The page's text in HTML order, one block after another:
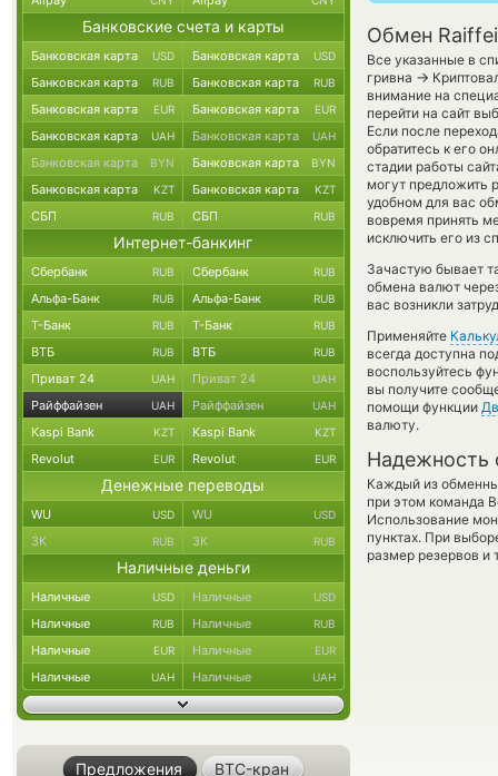
Обмен
Все указанные в
гривна →
внимание на
перейти на сайт
Если после
обратитесь к его
стадии работы
могут предложить
удобном для вас
вовремя принять
исключить его из
Зачастую бывает
обмена валют
вас возникли
Применяйте
всегда доступна
воспользуйтесь
вы получите
помощи функции
валюту.
Надежность
Каждый из
при этом команда
Использование
пунктах. При
размер резервов и
Банковские счета и карты
Банковская карта USD Банковская карта USD
Банковская карта RUB Банковская карта RUB
Банковская карта EUR Банковская карта EUR
Банковская карта UAH Банковская карта UAH
Банковская карта BYN Банковская карта BYN
Банковская карта KZT Банковская карта KZT
СБП RUB СБП RUB
Интернет-банкинг
Сбербанк RUB Сбербанк RUB
Альфа-Банк RUB Альфа-Банк RUB
Т-Банк RUB Т-Банк RUB
ВТБ RUB ВТБ RUB
Приват 24 UAH Приват 24 UAH
Райффайзен UAH Райффайзен UAH
Kaspi Bank KZT Kaspi Bank KZT
Revolut EUR Revolut EUR
Денежные переводы
WU USD WU USD
ЗК RUB ЗК RUB
Наличные деньги
Наличные USD Наличные USD
Наличные RUB Наличные RUB
Наличные EUR Наличные EUR
Наличные UAH Наличные UAH
Предложения BTC-кран